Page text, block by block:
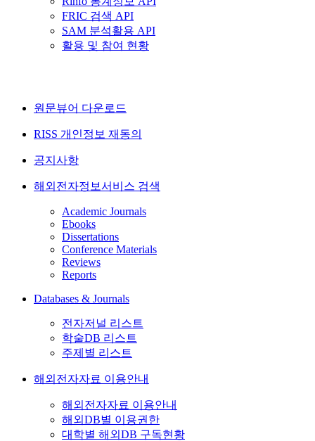
FRIC 검색 API
SAM 분석활용 API
활용 및 참여 현황
원문뷰어 다운로드
RISS 개인정보 재동의
공지사항
해외전자정보서비스 검색
Academic Journals
Ebooks
Dissertations
Conference Materials
Reviews
Reports
Databases & Journals
전자저널 리스트
학술DB 리스트
주제별 리스트
해외전자자료 이용안내
해외전자자료 이용안내
해외DB별 이용권한
대학별 해외DB 구독현황